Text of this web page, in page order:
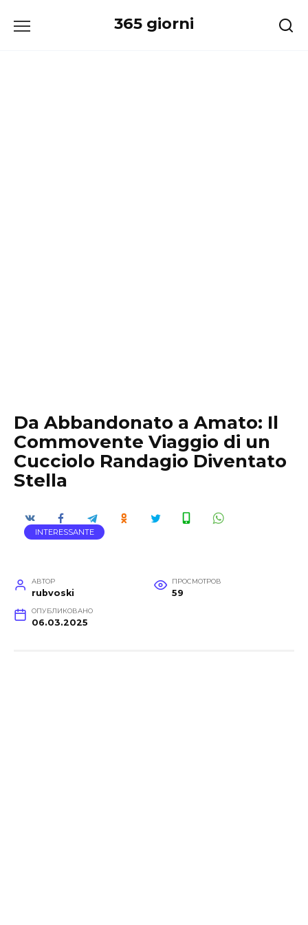
365 giorni
Da Abbandonato a Amato: Il
Commovente Viaggio di un
Cucciolo Randagio Diventato
Stella
INTERESSANTE
АВТОР
rubvoski
ПРОСМОТРОВ
59
ОПУБЛИКОВАНО
06.03.2025